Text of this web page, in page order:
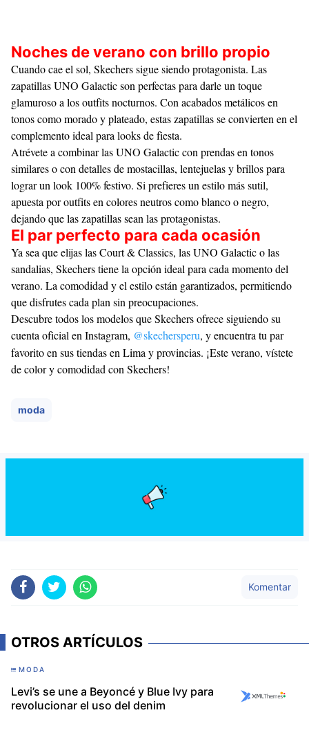
Noches de verano con brillo propio
Cuando cae el sol, Skechers sigue siendo protagonista. Las
zapatillasUNO Galacticson perfectas para darle un toque
glamuroso a los outfits nocturnos. Con acabados metálicos en
tonos como morado y plateado, estas zapatillas se convierten en el
complemento ideal para looks de fiesta.
Atrévete a combinar las UNO Galactic con prendas en tonos
similares o con detalles de mostacillas, lentejuelas y brillos para
lograr un look 100% festivo. Si prefieres un estilo más sutil,
apuesta por outfits en colores neutros como blanco o negro,
dejando que las zapatillas sean las protagonistas.
El par perfecto para cada ocasión
Ya sea que elijas lasCourt & Classics, lasUNO Galactico las
sandalias, Skechers tiene la opción ideal para cada momento del
verano. La comodidad y el estilo están garantizados, permitiendo
que disfrutes cada plan sin preocupaciones.
Descubre todos los modelos que Skechers ofrece siguiendo su
cuenta oficial en Instagram, @skechersperu, y encuentra tu par
favorito en sus tiendas en Lima y provincias. ¡Este verano, vístete
de color y comodidad con Skechers!
moda
Komentar
OTROS ARTÍCULOS
MODA
Levi’s se une a Beyoncé y Blue Ivy para
revolucionar el uso del denim